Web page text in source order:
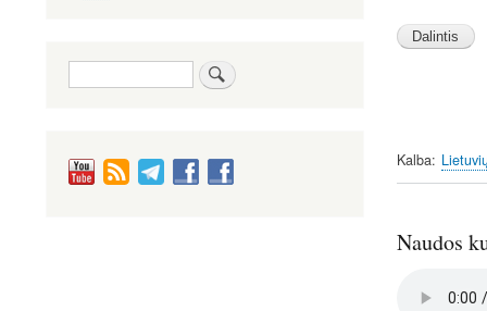
Kalba Lietuvių
Naudos
Paieška